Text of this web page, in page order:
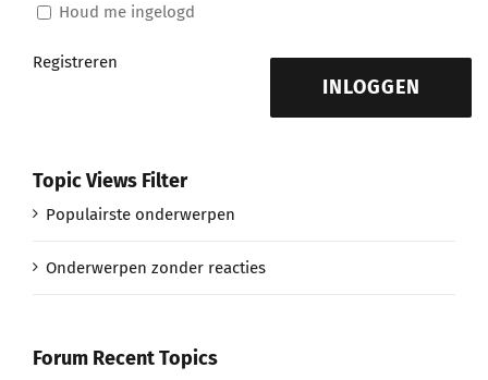
Houd me ingelogd
INLOGGEN
Registreren
Topic Views Filter
Populairste onderwerpen
Onderwerpen zonder reacties
Forum Recent Topics